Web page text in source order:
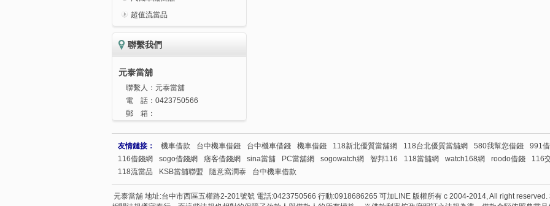
超值流當品
聯繫我們
元泰當舖
聯繫人： 元泰當舖
電 話： 0423750566
郵 箱：
友情鏈接： 機車借款 台中機車借錢 台中機車借錢 機車借錢 118新北優質當舖網 118台北優質當舖網 580我幫您借錢
991
116借錢網
sogo借錢網 痞客借錢網 sina當舖 PC當舖網 sogowatch網 智邦116 118當舖網 watch168網 roodo借錢
116
118流當品
KSB當舖聯盟 隨意窩潤泰 台中機車借款
元泰當舖 地址:台中市西區五權路2-201號號 電話:0423750566 行動:0918686265 可加LINE 版權所有 c 2004-2014, All right